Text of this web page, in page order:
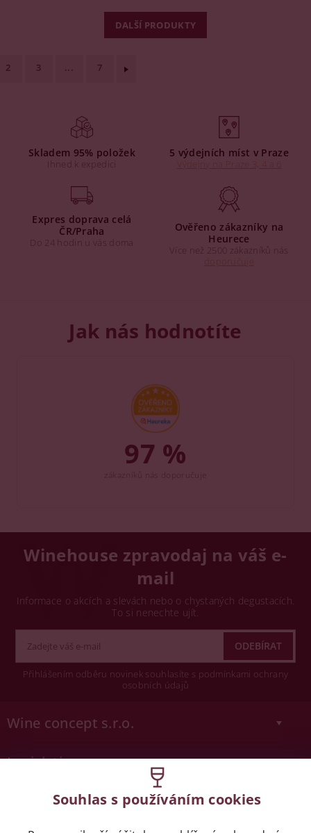
DALŠÍ PRODUKTY
2 3 ... 7
Skladem 95% položek
Ihned k expedici
5 výdejních míst v Praze
Expres doprava celá
ČR/Praha
Do 24 hodin u vás doma
Ověřeno zákazníky na
Heurece
Více než 2500 zákazníků nás
Jak nás hodnotíte
97 %
Winehouse zpravodaj na váš e-
mail
Informace o akcích a slevách nebo o chystaných degustacích.
To si nenechte ujít.
Přihlášením odběru novinek souhlasíte s podmínkami ochrany
osobních údajů
Wine concept s.r.o.
Legislativa
Zákaz prodeje alkoholických nápojů osobám
mladších 18 let.
Souhlas s používáním cookies